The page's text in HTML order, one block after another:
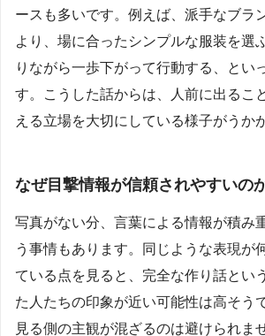
ースも多いです。例えば、派手なブラ
より、場に合ったシンプルな服装を選
りながら一歩下がって行動する、とい
す。こうした話からは、人前に出るこ
える立場を大切にしている様子がうか
なぜ目撃情報が信頼されやすいの
写真がない分、言葉による情報が積み
う事情もあります。同じような表現が
ている点を見ると、完全な作り話とい
た人たちの印象が近い可能性は高そう
見る側の主観が混ざるのは避けられま